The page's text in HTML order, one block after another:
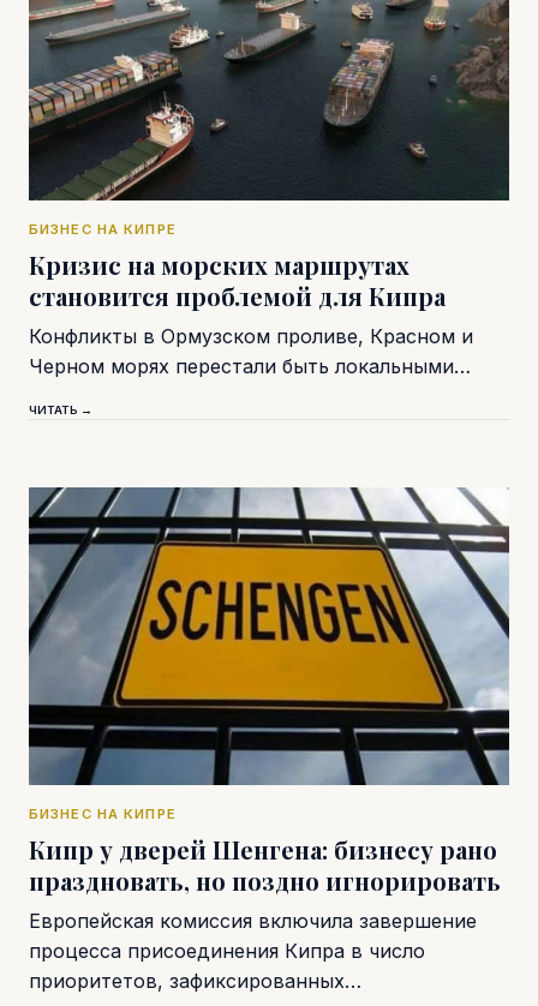
БИЗНЕС НА КИПРЕ
Кризис на морских маршрутах
становится проблемой для Кипра
Конфликты в Ормузском проливе, Красном и
Черном морях перестали быть локальными…
ЧИТАТЬ →
БИЗНЕС НА КИПРЕ
Кипр у дверей Шенгена: бизнесу рано
праздновать, но поздно игнорировать
Европейская комиссия включила завершение
процесса присоединения Кипра в число
приоритетов, зафиксированных…